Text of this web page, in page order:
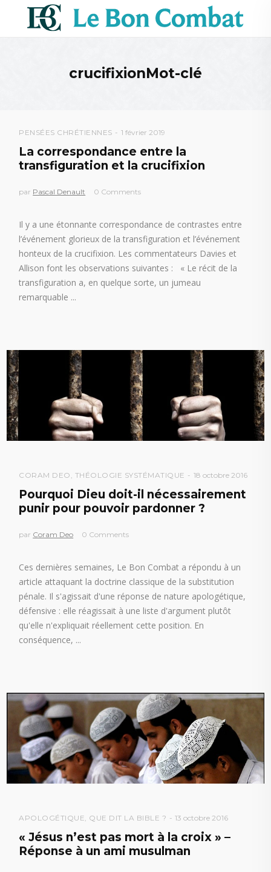
crucifixionMot-clé
PENSÉES CHRÉTIENNES 1 février 2019
La correspondance entre la
transfiguration et la crucifixion
par Pascal Denault 0 Comments
Il y a une étonnante correspondance de contrastes entre
l’événement glorieux de la transfiguration et l’événement
honteux de la crucifixion. Les commentateurs Davies et
Allison font les observations suivantes : « Le récit de la
transfiguration a, en quelque sorte, un jumeau
remarquable
CORAM DEO , THÉOLOGIE SYSTÉMATIQUE 18 octobre 2016
Pourquoi Dieu doit-il nécessairement
punir pour pouvoir pardonner ?
par Coram Deo 0 Comments
Ces dernières semaines, Le Bon Combat a répondu à un
article attaquant la doctrine classique de la substitution
pénale. Il s'agissait d'une réponse de nature apologétique,
défensive : elle réagissait à une liste d'argument plutôt
qu'elle n'expliquait réellement cette position. En
conséquence,
APOLOGÉTIQUE, QUE DIT LA BIBLE ? 13 octobre 2016
« Jésus n’est pas mort à la croix » –
Réponse à un ami musulman